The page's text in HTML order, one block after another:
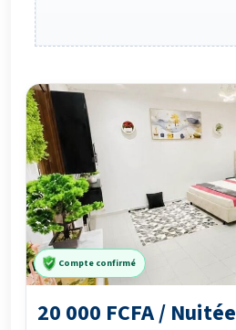
Compte confirmé
20 000 FCFA / Nuitée